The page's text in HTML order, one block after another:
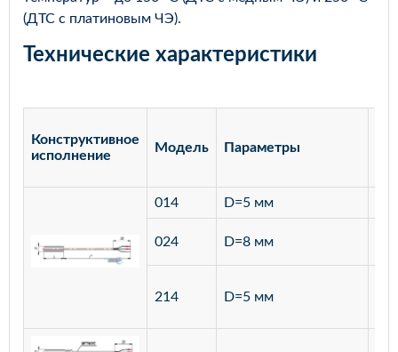
(ДТС с платиновым ЧЭ).
Технические характеристики
Конструктивное
исполнение
Модель Параметры
014 D=5 мм
024 D=8 мм
214 D=5 мм